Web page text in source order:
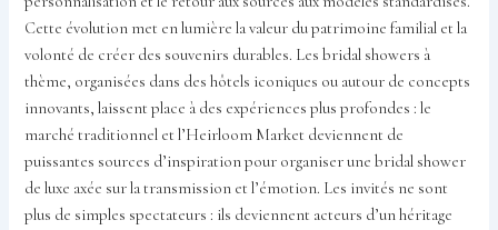
Cette évolution met en lumière la valeur du patrimoine familial et la
volonté de créer des souvenirs durables. Les bridal showers à
thème, organisées dans des hôtels iconiques ou autour de concepts
innovants, laissent place à des expériences plus profondes : le
marché traditionnel et l’Heirloom Market deviennent de
puissantes sources d’inspiration pour organiser une bridal shower
de luxe axée sur la transmission et l’émotion. Les invités ne sont
plus de simples spectateurs : ils deviennent acteurs d’un héritage